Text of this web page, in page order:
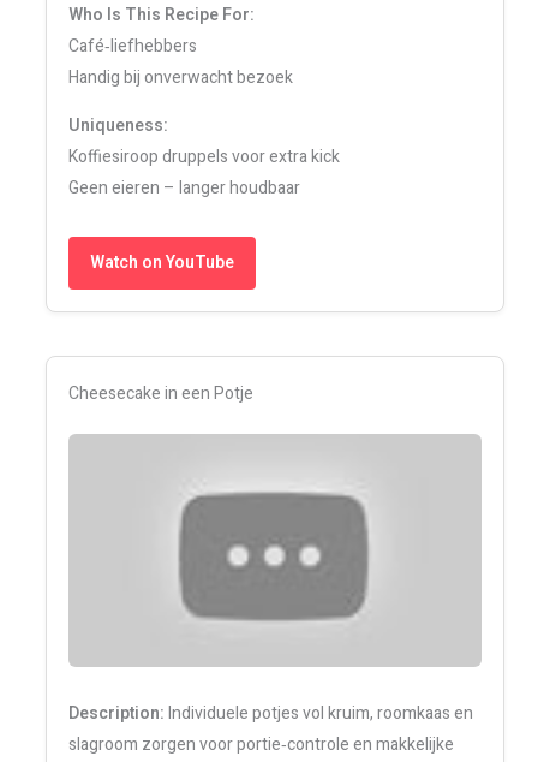
Who Is This Recipe For:
Café‑liefhebbers
Handig bij onverwacht bezoek
Uniqueness:
Koffiesiroop druppels voor extra kick
Geen eieren – langer houdbaar
Watch on YouTube
Cheesecake in een Potje
Description:Individuele potjes vol kruim, roomkaas en
slagroom zorgen voor portie‑controle en makkelijke